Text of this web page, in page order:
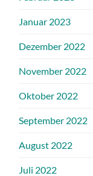
Januar 2023
Dezember 2022
November 2022
Oktober 2022
September 2022
August 2022
Juli 2022